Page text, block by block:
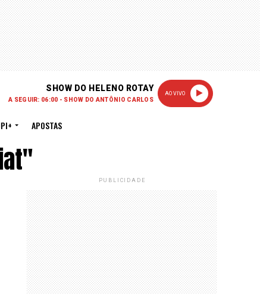
SHOW DO HELENO ROTAY
A SEGUIR: 06:00 - SHOW DO ANTÔNIO CARLOS
AO VIVO
APOSTAS
PUBLICIDADE